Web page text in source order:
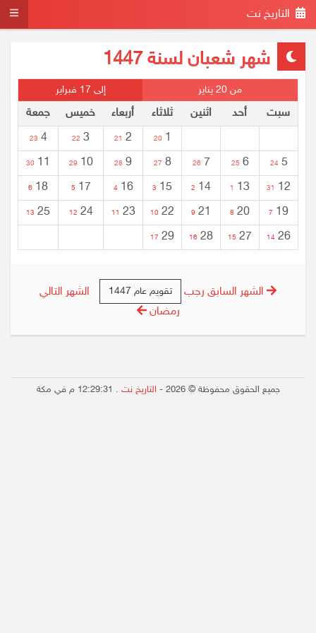
التاريخ نت
شهر شعبان لسنة 1447
من 20 يناير إلى 17 فبراير
سبت أحد اثنين ثلاثاء أربعاء خميس
جمعة
1
20
2
21
3
22
4
23
5
24
6
25
7
26
8
27
9
28
10
29
11
30
12
31
13
1
14
2
15
3
16
4
17
5
18
6
19
7
20
8
21
9
22
10
23
11
24
12
25
13
26
14
27
15
28
16
29
17
الشهر السابق رجب تقويم عام 1447
الشهر التالي
رمضان
جميع الحقوق محفوظة © 2026 - التاريخ نت . 12:29:31 م في مكة